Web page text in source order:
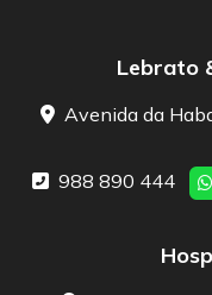
Lebrato
Avenida da
988 890 444